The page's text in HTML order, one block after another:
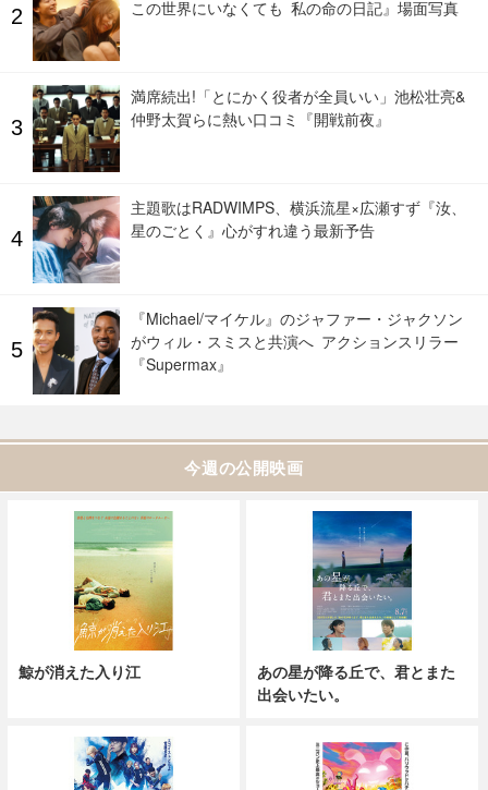
この世界にいなくても 私の命の日記』場面写真
満席続出!「とにかく役者が全員いい」池松壮亮&
仲野太賀らに熱い口コミ『開戦前夜』
主題歌はRADWIMPS、横浜流星×広瀬すず『汝、
星のごとく』心がすれ違う最新予告
『Michael/マイケル』のジャファー・ジャクソン
がウィル・スミスと共演へ アクションスリラー
『Supermax』
今週の公開映画
鯨が消えた入り江
あの星が降る丘で、君とまた
出会いたい。